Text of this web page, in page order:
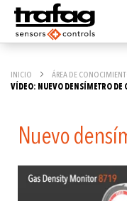
INICIO ÁREA DE
VÍDEO: NUEVO DENSÍMETRO DE
Nuevo